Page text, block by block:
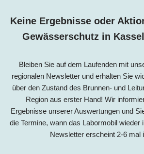
Keine Ergebnisse oder
Gewässerschutz in Kassel
Bleiben Sie auf dem Laufenden mit
regionalen Newsletter und erhalten Sie
über den Zustand des Brunnen- und
Region aus erster Hand! Wir
Ergebnisse unserer Auswertungen und
die Termine, wann das Labormobil wieder
Newsletter erscheint 2-6 mal